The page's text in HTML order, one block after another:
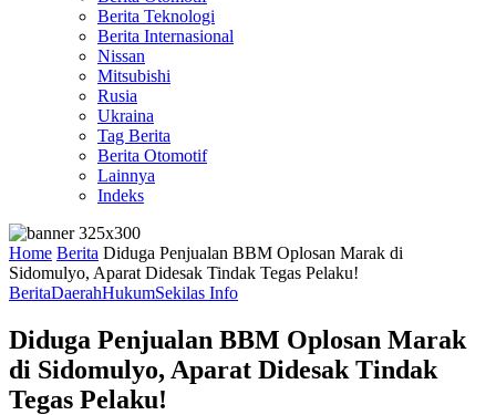
Berita Teknologi
Berita Internasional
Nissan
Mitsubishi
Rusia
Ukraina
Tag Berita
Berita Otomotif
Lainnya
Indeks
Home Berita Diduga Penjualan BBM Oplosan Marak di
Sidomulyo, Aparat Didesak Tindak Tegas Pelaku!
BeritaDaerahHukumSekilas Info
Diduga Penjualan BBM Oplosan Marak
di Sidomulyo, Aparat Didesak Tindak
Tegas Pelaku!